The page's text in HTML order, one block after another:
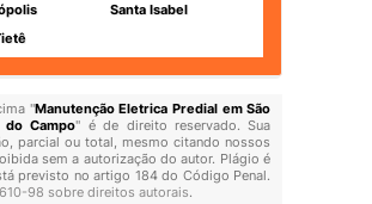
Santa Isabel
"Manutenção Eletrica Predial em São
do Campo" é de direito reservado. Sua
parcial ou total, mesmo citando nossos
sem a autorização do autor. Plágio é
previsto no artigo 184 do Código Penal.
98 sobre direitos autorais.